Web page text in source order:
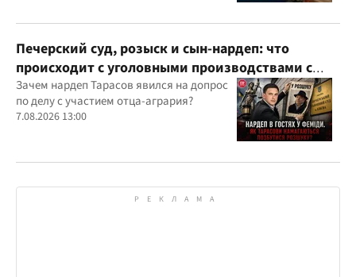
Печерский суд, розыск и сын-нардеп: что
происходит с уголовными производствами с
участием агробарона Тарасова?
Зачем нардеп Тарасов явился на допрос
по делу с участием отца-агрария?
7.08.2026 13:00